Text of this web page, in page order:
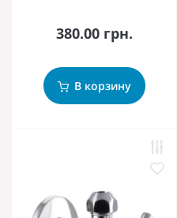
380.00 грн.
В корзину